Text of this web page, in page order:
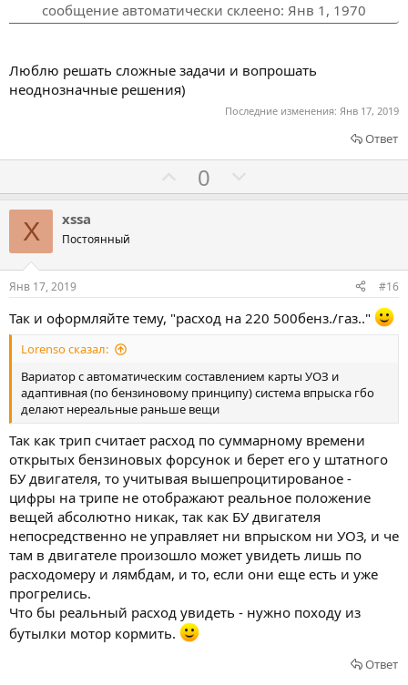
сообщение автоматически склеено: Янв 1, 1970
Люблю решать сложные задачи и вопрошать
неоднозначные решения)
Последние изменения: Янв 17, 2019
Ответ
о
с
в
а
ь
з
а
0
о
с
в
а
ь
п
р
о
т
и
в
X xssa
Постоянный
Янв 17, 2019 #16
Так и оформляйте тему, "расход на 220 500бенз./газ.."
Lorenso сказал:
Вариатор с автоматическим составлением карты УОЗ и
адаптивная (по бензиновому принципу) система впрыска гбо
делают нереальные раньше вещи
Так как трип считает расход по суммарному времени
открытых бензиновых форсунок и берет его у штатного
БУ двигателя, то учитывая вышепроцитированое -
цифры на трипе не отображают реальное положение
вещей абсолютно никак, так как БУ двигателя
непосредственно не управляет ни впрыском ни УОЗ, и че
там в двигателе произошло может увидеть лишь по
расходомеру и лямбдам, и то, если они еще есть и уже
прогрелись.
Что бы реальный расход увидеть - нужно походу из
бутылки мотор кормить.
Ответ